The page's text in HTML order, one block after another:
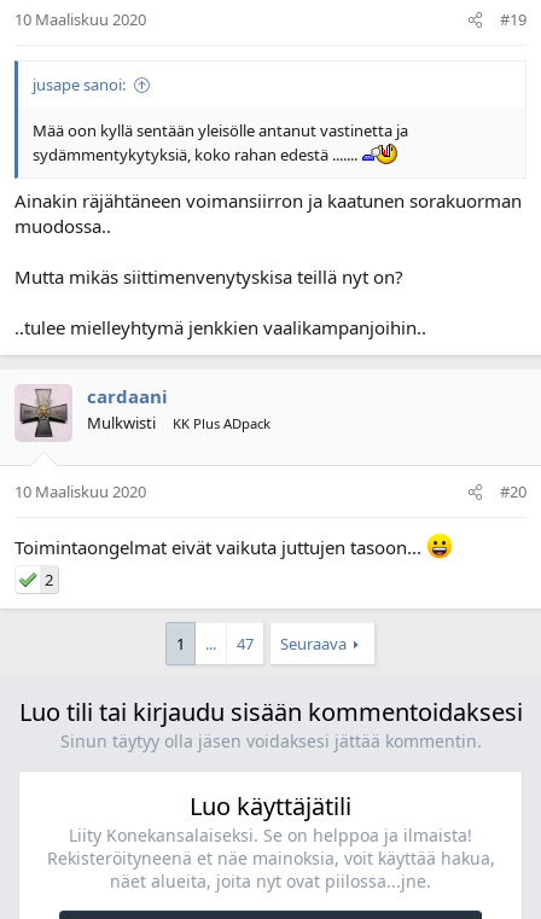
10 Maaliskuu 2020 #19
jusape sanoi:
Mää oon kyllä sentään yleisölle antanut vastinetta ja
sydämmentykytyksiä, koko rahan edestä .......
Ainakin räjähtäneen voimansiirron ja kaatunen sorakuorman
muodossa..
Mutta mikäs siittimenvenytyskisa teillä nyt on?
..tulee mielleyhtymä jenkkien vaalikampanjoihin..
cardaani
Mulkwisti KK Plus ADpack
10 Maaliskuu 2020 #20
Toimintaongelmat eivät vaikuta juttujen tasoon...
2
1 ... 47 Seuraava
Luo tili tai kirjaudu sisään kommentoidaksesi
Sinun täytyy olla jäsen voidaksesi jättää kommentin.
Luo käyttäjätili
Liity Konekansalaiseksi. Se on helppoa ja ilmaista!
Rekisteröityneenä et näe mainoksia, voit käyttää hakua,
näet alueita, joita nyt ovat piilossa...jne.